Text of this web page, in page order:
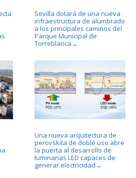
Sevilla dotará de una nueva
infraestructura de alumbrado
a los principales caminos del
Parque Municipal de
Torreblanca →
Una nueva arquitectura de
perovskita de doble uso abre
la puerta al desarrollo de
luminarias LED capaces de
generar electricidad →